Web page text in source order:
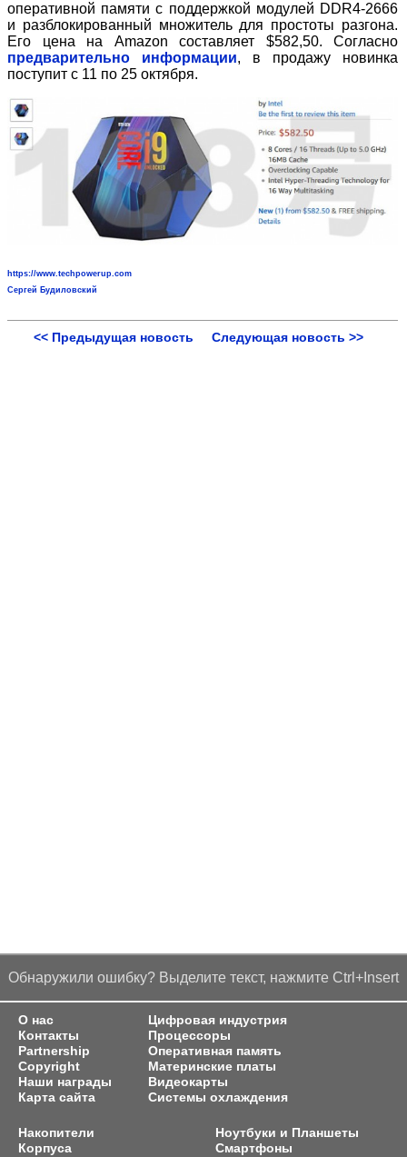
оперативной памяти с поддержкой модулей DDR4-2666
и разблокированный множитель для простоты разгона.
Его цена на Amazon составляет $582,50. Согласно
предварительно информации, в продажу новинка
поступит с 11 по 25 октября.
https://www.techpowerup.com
Сергей Будиловский
<< Предыдущая новость Следующая новость >>
Обнаружили ошибку? Выделите текст, нажмите Ctrl+Insert
О нас
Контакты
Partnership
Copyright
Наши награды
Карта сайта
Цифровая индустрия
Процессоры
Оперативная память
Материнские платы
Видеокарты
Системы охлаждения
Накопители
Корпуса
Ноутбуки и Планшеты
Смартфоны